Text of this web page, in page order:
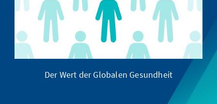
Der Wert der Globalen Gesundheit